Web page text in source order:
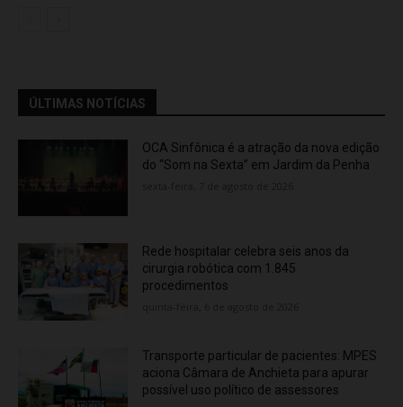
ÚLTIMAS NOTÍCIAS
OCA Sinfônica é a atração da nova edição
do “Som na Sexta” em Jardim da Penha
Rede hospitalar celebra seis anos da
cirurgia robótica com 1.845
procedimentos
Transporte particular de pacientes: MPES
aciona Câmara de Anchieta para apurar
possível uso político de assessores